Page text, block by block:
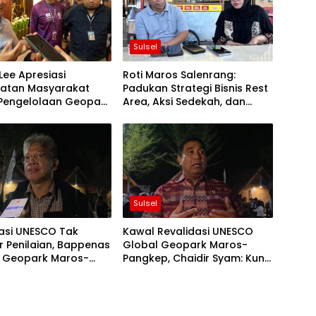
Apresiasi
Masyarakat
Geopark
Sulsel
Roti Maros Salenrang:
Padukan Strategi Bisnis Rest
Area, Aksi Sedekah, dan
UNESCO Tak
Penilaian, Bappenas
Maros-
Sulsel
Kawal Revalidasi UNESCO
Global Geopark Maros-
Pangkep, Chaidir Syam: Kunci